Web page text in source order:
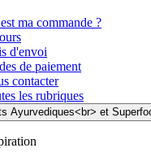
ma commande ?
d'envoi
de paiement
contacter
les rubriques